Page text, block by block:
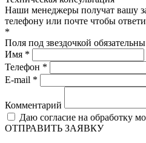
Наши менеджеры получат вашу
телефону или почте чтобы
*
Поля под звездочкой
Имя *
Телефон *
E-mail *
Комментарий
Даю согласие на обработку
ОТПРАВИТЬ ЗАЯВКУ